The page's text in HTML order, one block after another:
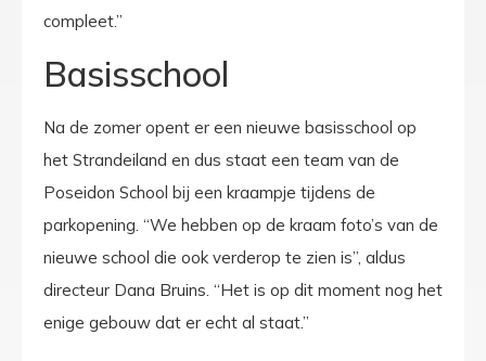
compleet.”
Basisschool
Na de zomer opent er een nieuwe basisschool op
het Strandeiland en dus staat een team van de
Poseidon School bij een kraampje tijdens de
parkopening. “We hebben op de kraam foto’s van de
nieuwe school die ook verderop te zien is”, aldus
directeur Dana Bruins. “Het is op dit moment nog het
enige gebouw dat er echt al staat.”